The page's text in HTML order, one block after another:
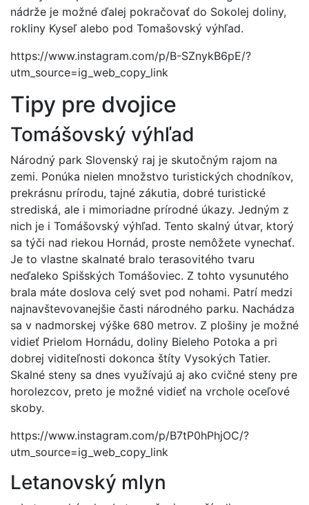
nádrže je možné ďalej pokračovať do Sokolej doliny,
rokliny Kyseľ alebo pod Tomašovský výhľad.
https://www.instagram.com/p/B-SZnykB6pE/?
utm_source=ig_web_copy_link
Tipy pre dvojice
Tomášovský výhľad
Národný park Slovenský raj je skutočným rajom na
zemi. Ponúka nielen množstvo turistických chodníkov,
prekrásnu prírodu, tajné zákutia, dobré turistické
strediská, ale i mimoriadne prírodné úkazy. Jedným z
nich je i Tomášovský výhľad. Tento skalný útvar, ktorý
sa týči nad riekou Hornád, proste nemôžete vynechať.
Je to vlastne skalnaté bralo terasovitého tvaru
neďaleko Spišských Tomášoviec. Z tohto vysunutého
brala máte doslova celý svet pod nohami. Patrí medzi
najnavštevovanejšie časti národného parku. Nachádza
sa v nadmorskej výške 680 metrov. Z plošiny je možné
vidieť Prielom Hornádu, doliny Bieleho Potoka a pri
dobrej viditeľnosti dokonca štíty Vysokých Tatier.
Skalné steny sa dnes využívajú aj ako cvičné steny pre
horolezcov, preto je možné vidieť na vrchole oceľové
skoby.
https://www.instagram.com/p/B7tP0hPhjOC/?
utm_source=ig_web_copy_link
Letanovský mlyn